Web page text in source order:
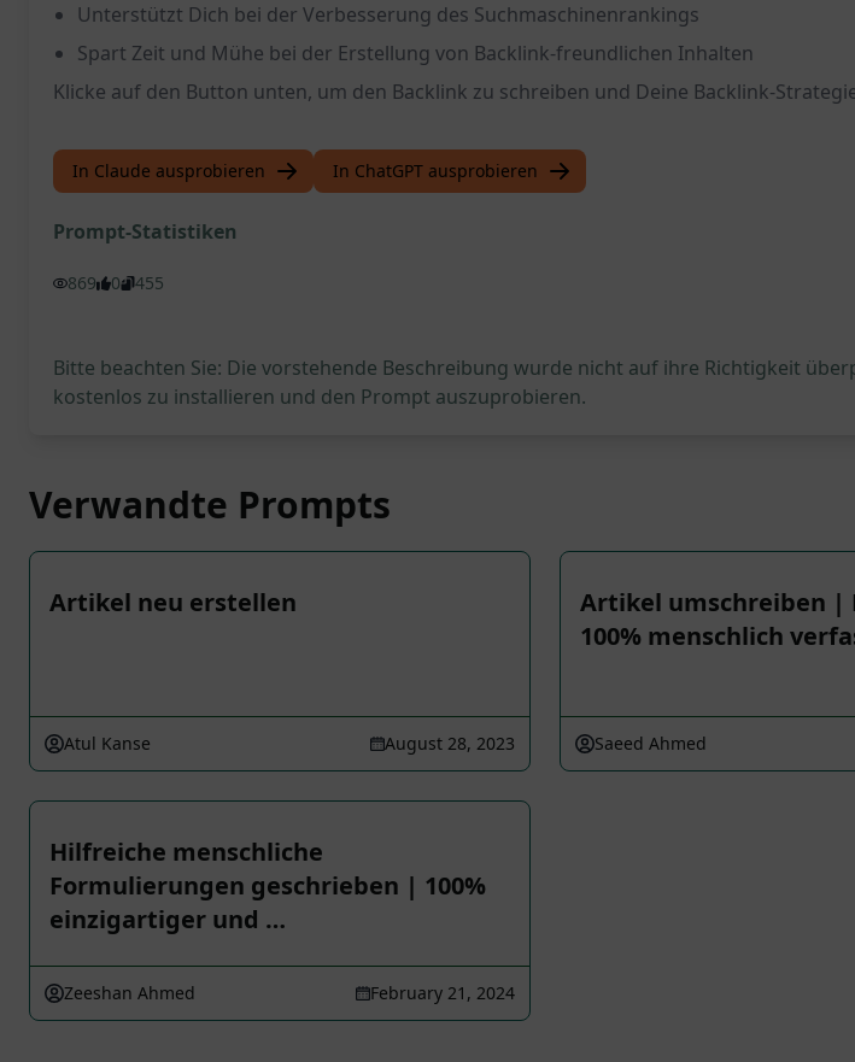
Unterstützt Dich bei der Verbesserung des Suchmaschinenrankings
Spart Zeit und Mühe bei der Erstellung von Backlink-freundlichen Inhalten
Klicke auf den Button unten, um den Backlink zu schreiben und Deine Backlink-
In Claude ausprobieren In ChatGPT ausprobieren
Prompt-Statistiken
869 0 455
Bitte beachten Sie: Die vorstehende Beschreibung wurde nicht auf ihre Richtigkeit
kostenlos zu installieren und den Prompt auszuprobieren.
Verwandte Prompts
Artikel neu erstellen
Atul Kanse August 28, 2023
Artikel umschreiben |
100% menschlich
Saeed Ahmed
Hilfreiche menschliche
Formulierungen geschrieben | 100%
einzigartiger und …
Zeeshan Ahmed February 21, 2024